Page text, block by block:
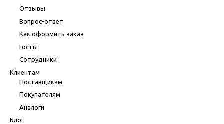
Отзывы
Вопрос-ответ
Как оформить заказ
Госты
Сотрудники
Клиентам
Поставщикам
Покупателям
Аналоги
Блог